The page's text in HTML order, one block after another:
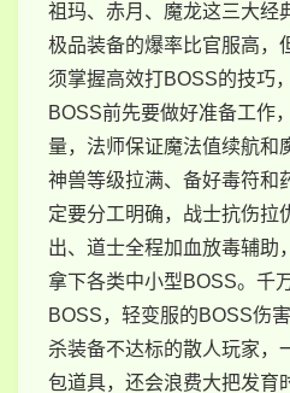
祖玛、赤月、魔龙这三大经
极品装备的爆率比官服高，
须掌握高效打BOSS的技巧
BOSS前先要做好准备工作
量，法师保证魔法值续航和
神兽等级拉满、备好毒符和
定要分工明确，战士抗伤拉
出、道士全程加血放毒辅助
拿下各类中小型BOSS。千
BOSS，轻变服的BOSS伤
杀装备不达标的散人玩家，
包道具，还会浪费大把发育